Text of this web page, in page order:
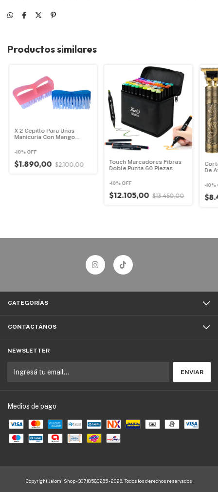
Productos similares
X 2 Cepillo Para Uñas
Manicuria Con Mango
-10% OFF
$1.890,00 $2.100,00
Touch Marcadores Fibras
Doble Punta 60 Piezas
-10% OFF
$12.105,00 $13.450,00
De
-10%
CATEGORÍAS
CONTACTÁNOS
NEWSLETTER
Medios de pago
Copyright Jalomi Shop - 30718580265 - 2026. Todos los derechos reservados.